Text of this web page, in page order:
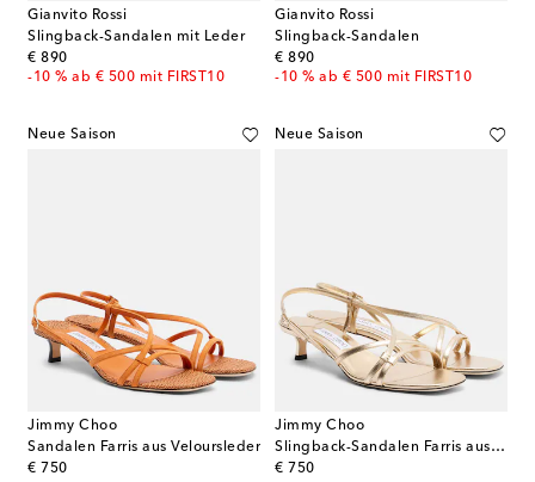
Gianvito Rossi
Slingback-Sandalen mit Leder
€ 890
original price
-10 % ab € 500 mit FIRST10
Gianvito Rossi
Slingback-Sandalen
€ 890
original price
-10 % ab € 500 mit FIRST10
Neue Saison
Jimmy Choo
Sandalen Farris aus Veloursleder
€ 750
original price
Neue Saison
Jimmy Choo
Slingback-Sandalen Farris aus Metallic-Leder
€ 750
original price